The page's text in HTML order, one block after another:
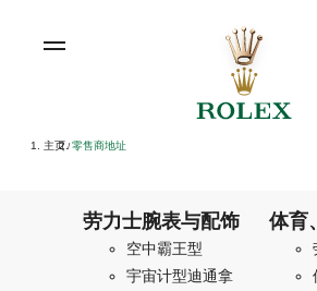
主页/ 零售商地址
劳力士腕表与配饰
空中霸王型
宇宙计型迪通拿
体育